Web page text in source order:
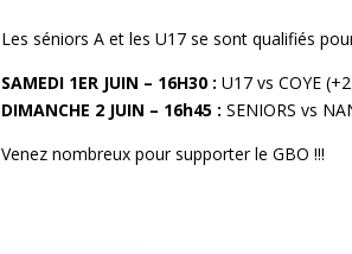
Les séniors A et les U17 se sont qualifiés
SAMEDI 1ER JUIN – 16H30 : U17 vs COYE
DIMANCHE 2 JUIN – 16h45 : SENIORS vs
Venez nombreux pour supporter le GBO !!!